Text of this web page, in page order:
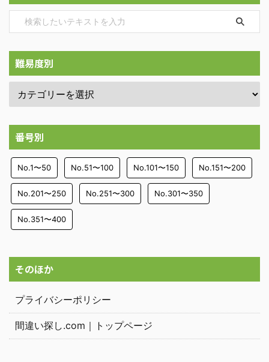
難易度別
番号別
No.1〜50 No.51〜100 No.101〜150 No.151〜200
No.201〜250 No.251〜300 No.301〜350
No.351〜400
そのほか
プライバシーポリシー
間違い探し.com｜トップページ